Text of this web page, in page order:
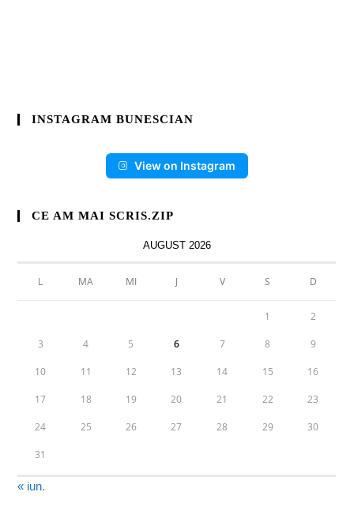
INSTAGRAM BUNESCIAN
View on Instagram
CE AM MAI SCRIS.ZIP
AUGUST 2026
L MA MI J V S D
1 2
3 4 5 6 7 8 9
10 11 12 13 14 15 16
17 18 19 20 21 22 23
24 25 26 27 28 29 30
31
« iun.